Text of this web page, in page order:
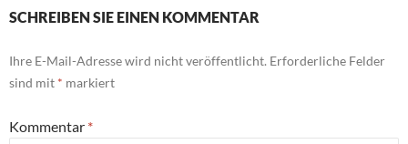
SCHREIBEN SIE EINEN KOMMENTAR
Ihre E-Mail-Adresse wird nicht veröffentlicht. Erforderliche Felder
sind mit * markiert
Kommentar *